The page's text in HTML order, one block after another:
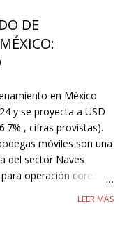
DE
en México
y se proyecta a USD
, cifras provistas).
móviles son una
del sector Naves
operación core.
: resguardo para
LEER MÁS